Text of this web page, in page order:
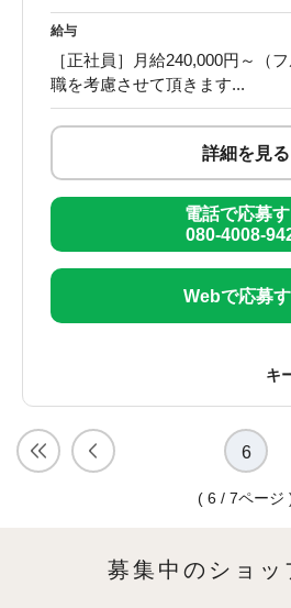
給与
［正社員］月給240,000円～（
職を考慮させて頂きます...
詳細を見る
電話で応募
080-4008-
Webで応募
6
( 6 / 7ページ
募集中のショッ